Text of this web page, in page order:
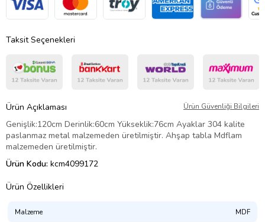
Taksit Seçenekleri
Ürün Açıklaması Ürün Güvenliği Bilgileri
Genişlik:120cm Derinlik:60cm Yükseklik:76cm Ayaklar 304 kalite
paslanmaz metal malzemeden üretilmiştir. Ahşap tabla Mdflam
malzemeden üretilmiştir.
Ürün Kodu: kcm4099172
Ürün Özellikleri
Malzeme MDF